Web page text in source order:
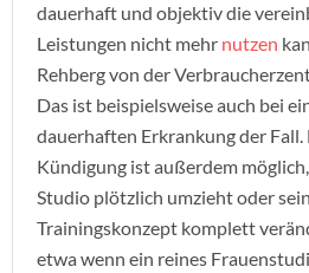
dauerhaft und objektiv die
Leistungen nicht mehr nutzen
Rehberg von der
Das ist beispielsweise auch bei
dauerhaften Erkrankung der Fall.
Kündigung ist außerdem
Studio plötzlich umzieht oder sein
Trainingskonzept komplett
etwa wenn ein reines